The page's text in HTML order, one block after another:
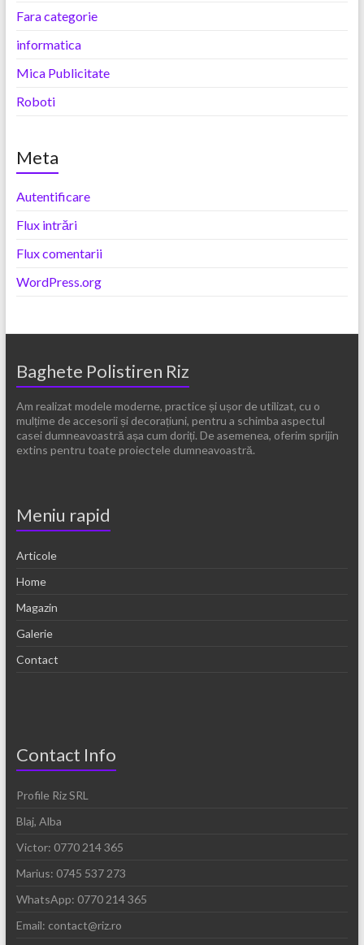
Fara categorie
informatica
Mica Publicitate
Roboti
Meta
Autentificare
Flux intrări
Flux comentarii
WordPress.org
Baghete Polistiren Riz
Am realizat modele moderne, practice și ușor de utilizat, cu o
mulțime de accesorii și decorațiuni, pentru a schimba aspectul
casei dumneavoastră așa cum doriți. De asemenea, oferim sprijin
extins pentru toate proiectele dumneavoastră.
Meniu rapid
Articole
Home
Magazin
Galerie
Contact
Contact Info
Profile Riz SRL
Blaj, Alba
Victor: 0770 214 365
Marius: 0745 537 273
WhatsApp: 0770 214 365
Email: contact@riz.ro